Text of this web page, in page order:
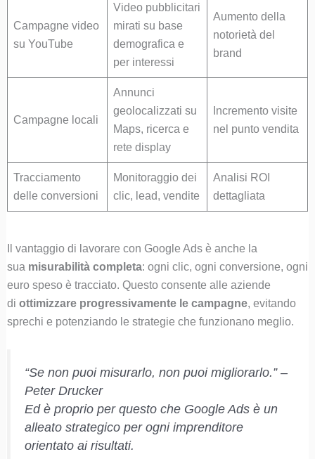
Campagne video
su YouTube
Video pubblicitari
mirati su base
demografica e
per interessi
Aumento della
notorietà del
brand
Campagne locali
Annunci
geolocalizzati su
Maps, ricerca e
rete display
Incremento visite
nel punto vendita
Tracciamento
delle conversioni
Monitoraggio dei
clic, lead, vendite
Analisi ROI
dettagliata
Il vantaggio di lavorare con Google Ads è anche la
sua misurabilità completa: ogni clic, ogni conversione, ogni
euro speso è tracciato. Questo consente alle aziende
di ottimizzare progressivamente le campagne, evitando
sprechi e potenziando le strategie che funzionano meglio.
“Se non puoi misurarlo, non puoi migliorarlo.” –
Peter Drucker
Ed è proprio per questo che Google Ads è un
alleato strategico per ogni imprenditore
orientato ai risultati.